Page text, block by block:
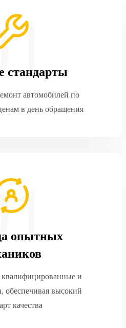
стандарты
автомобилей по
в день обращения
опытных
квалифицированные и
обеспечивая высокий
качества